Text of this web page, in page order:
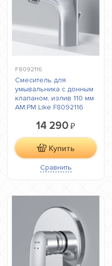
F8092116
Смеситель для
умывальника с донным
клапаном, излив 110 мм
AM.PM Like F8092116
14 290 ₽
Купить
Сравнить